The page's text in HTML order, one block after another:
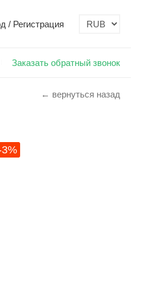
/ Регистрация
Заказать обратный звонок
← вернуться назад